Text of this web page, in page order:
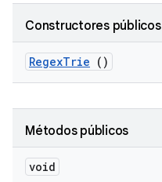
Constructores públicos
RegexTrie ()
Métodos públicos
void